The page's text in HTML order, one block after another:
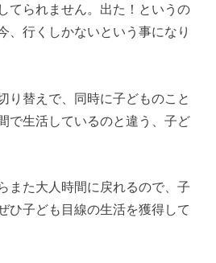
てられません。出た！というの
、行くしかないという事になり
り替えで、同時に子どものこと
で生活しているのと違う、子ど
また大人時間に戻れるので、子
ひ子ども目線の生活を獲得して